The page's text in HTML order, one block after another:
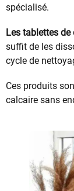
spécialisé.
Les tablettes
suffit de les
cycle de
Ces produits
calcaire sans